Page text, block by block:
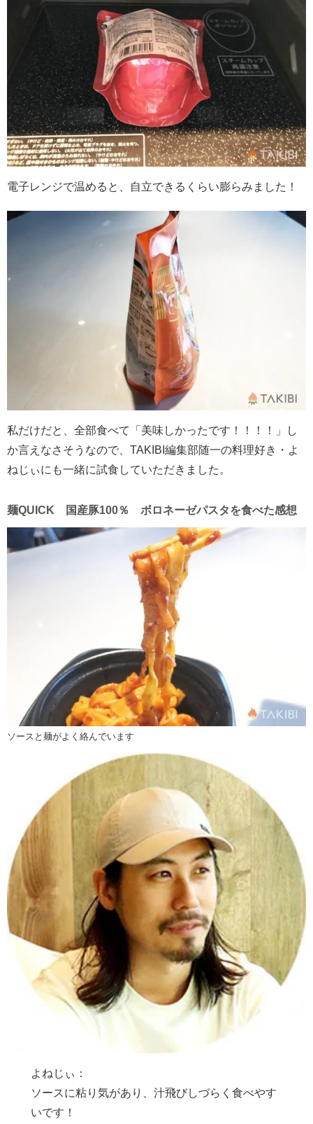
電子レンジで温めると、自立できるくらい膨らみました！
私だけだと、全部食べて「美味しかったです！！！！」し
か言えなさそうなので、TAKIBI編集部随一の料理好き・よ
ねじぃにも一緒に試食していただきました。
麺QUICK 国産豚100％ ボロネーゼパスタを食べた感想
ソースと麺がよく絡んでいます
よねじぃ：
ソースに粘り気があり、汁飛びしづらく食べやす
いです！